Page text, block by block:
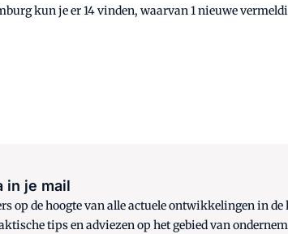
kun je er 14 vinden, waarvan 1 nieuwe
in je mail
op de hoogte van alle actuele ontwikkelingen in
tips en adviezen op het gebied van